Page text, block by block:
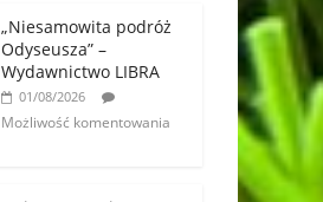
„Niesamowita podróż
Odyseusza” –
Wydawnictwo LIBRA
01/08/2026
Możliwość komentowania